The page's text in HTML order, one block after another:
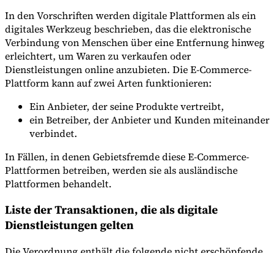
In den Vorschriften werden digitale Plattformen als ein
digitales Werkzeug beschrieben, das die elektronische
Verbindung von Menschen über eine Entfernung hinweg
erleichtert, um Waren zu verkaufen oder
Dienstleistungen online anzubieten. Die E-Commerce-
Plattform kann auf zwei Arten funktionieren:
Ein Anbieter, der seine Produkte vertreibt,
ein Betreiber, der Anbieter und Kunden miteinander
verbindet.
In Fällen, in denen Gebietsfremde diese E-Commerce-
Plattformen betreiben, werden sie als ausländische
Plattformen behandelt.
Liste der Transaktionen, die als digitale
Dienstleistungen gelten